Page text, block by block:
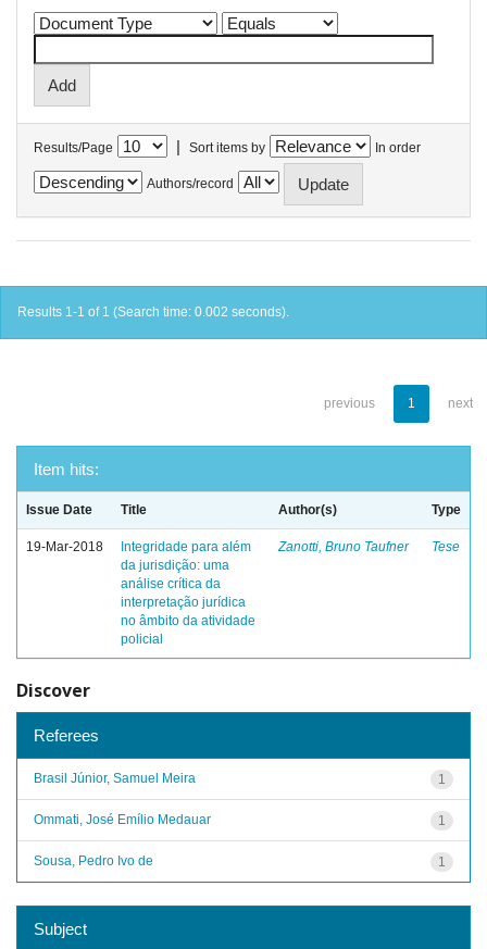
Results/Page | Sort items by In order
Authors/record
Results 1-1 of 1 (Search time: 0.002 seconds).
previous 1 next
Item hits:
Issue Date Title Author(s) Type
19-Mar-2018
Integridade para além
da jurisdição: uma
análise crítica da
interpretação jurídica
no âmbito da atividade
policial
Zanotti, Bruno Taufner Tese
Discover
Referees
1
Brasil Júnior, Samuel Meira
1
Ommati, José Emílio Medauar
1
Sousa, Pedro Ivo de
Subject